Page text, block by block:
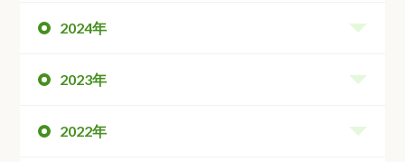
2024年
2023年
2022年